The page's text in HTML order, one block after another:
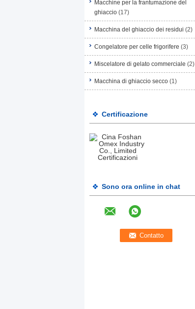
Macchine per la frantumazione del
ghiaccio (17)
Macchina del ghiaccio dei residui (2)
Congelatore per celle frigorifere (3)
Miscelatore di gelato commerciale (2)
Macchina di ghiaccio secco (1)
Certificazione
Sono ora online in chat